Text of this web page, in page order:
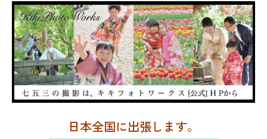
日本全国に出張します。